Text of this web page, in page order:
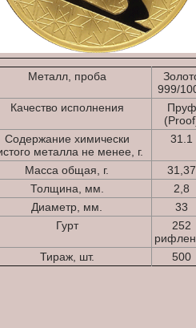
Металл, проба
999/
Качество исполнения
Пруф
Содержание химически
металла не менее, г.
31.1
Масса общая, г.
31,37
Толщина, мм.
2,8
Диаметр, мм.
33
Гурт
252
Тираж, шт.
500